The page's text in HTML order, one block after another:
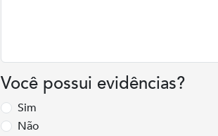
Você possui evidências?
Sim
Não